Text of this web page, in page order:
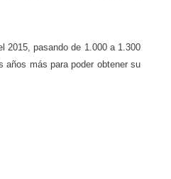
2015, pasando de 1.000 a 1.300
años más para poder obtener su